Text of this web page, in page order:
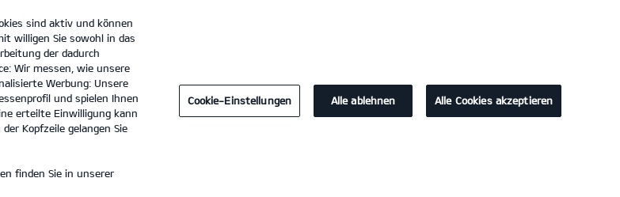
GmbH Tel. :02228 - 913690
sind aktiv und können
willigen Sie sowohl in das
der dadurch
Wir messen, wie unsere
Werbung: Unsere
und spielen Ihnen
erteilte Einwilligung kann
Kopfzeile gelangen Sie
finden Sie in unserer
Cookie-Einstellungen Alle ablehnen Alle Cookies akzeptieren